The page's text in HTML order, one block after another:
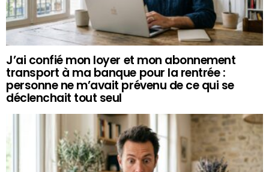
J’ai confié mon loyer et mon abonnement
transport à ma banque pour la rentrée :
personne ne m’avait prévenu de ce qui se
déclenchait tout seul